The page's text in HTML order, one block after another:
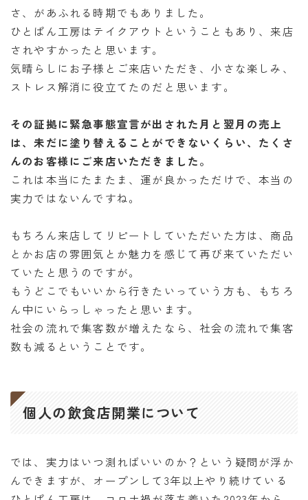
さ、があふれる時期でもありました。
ひとぱん工房はテイクアウトということもあり、来店
されやすかったと思います。
気晴らしにお子様とご来店いただき、小さな楽しみ、
ストレス解消に役立てたのだと思います。
その証拠に緊急事態宣言が出された月と翌月の売上
は、未だに塗り替えることができないくらい、たくさ
んのお客様にご来店いただきました。
これは本当にたまたま、運が良かっただけで、本当の
実力ではないんですね。
もちろん来店してリピートしていただいた方は、商品
とかお店の雰囲気とか魅力を感じて再び来ていただい
ていたと思うのですが。
もうどこでもいいから行きたいっていう方も、もちろ
ん中にいらっしゃったと思います。
社会の流れで集客数が増えたなら、社会の流れで集客
数も減るということです。
個人の飲食店開業について
では、実力はいつ測ればいいのか？という疑問が浮か
んできますが、オープンして3年以上やり続けている